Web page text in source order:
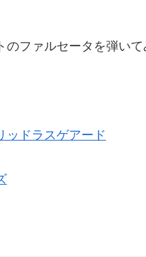
ファルセータを弾いて
ドラスゲアード